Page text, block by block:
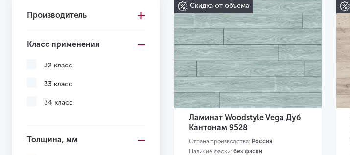
Производитель
Класс применения
32 класс
33 класс
34 класс
Толщина, мм
Скидка от объема
Ламинат Woodstyle Vega Дуб
Кантонам 9528
Страна производства: Россия
Наличие фаски: без фаски